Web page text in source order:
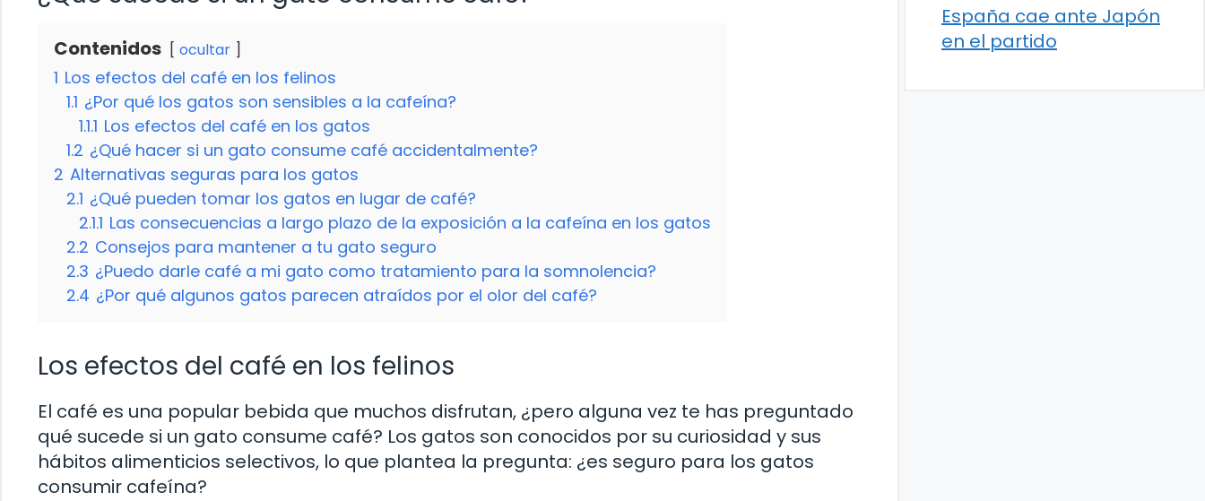
Contenidos ocultar
1 Los efectos del café en los felinos
1.1 ¿Por qué los gatos son sensibles a la cafeína?
1.1.1 Los efectos del café en los gatos
1.2 ¿Qué hacer si un gato consume café accidentalmente?
2 Alternativas seguras para los gatos
2.1 ¿Qué pueden tomar los gatos en lugar de café?
2.1.1 Las consecuencias a largo plazo de la exposición a la cafeína en los gatos
2.2 Consejos para mantener a tu gato seguro
2.3 ¿Puedo darle café a mi gato como tratamiento para la somnolencia?
2.4 ¿Por qué algunos gatos parecen atraídos por el olor del café?
Los efectos del café en los felinos
El café es una popular bebida que muchos disfrutan, ¿pero alguna vez te has preguntado
qué sucede si un gato consume café? Los gatos son conocidos por su curiosidad y sus
hábitos alimenticios selectivos, lo que plantea la pregunta: ¿es seguro para los gatos
consumir cafeína?
España cae ante Japón
en el partido